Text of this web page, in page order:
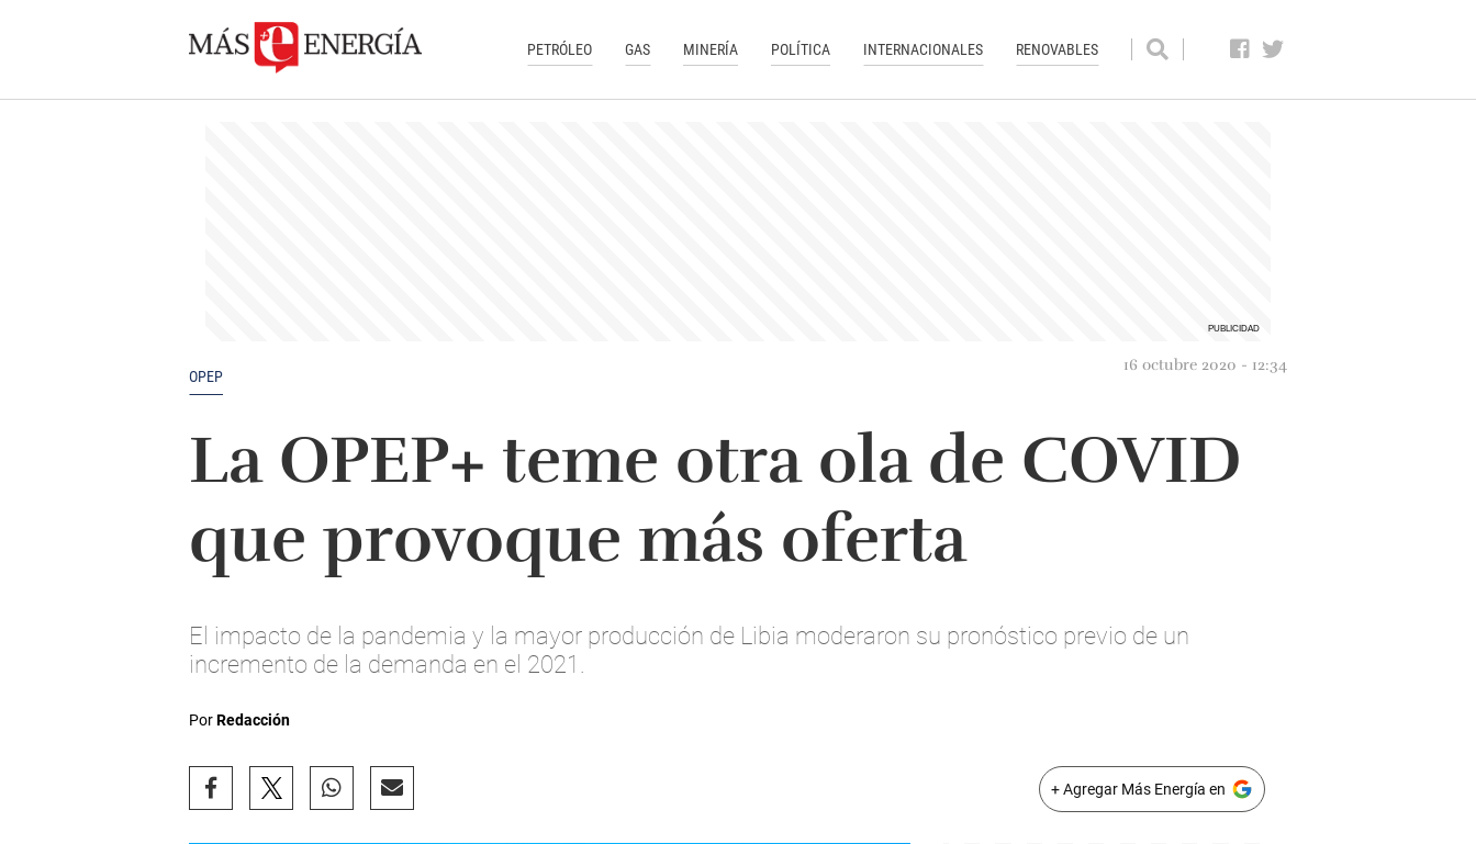
PETRÓLEO GAS MINERÍA POLÍTICA INTERNACIONALES RENOVABLES
OPEP
16 octubre 2020 - 12:34
La OPEP+ teme otra ola de COVID
que provoque más oferta
El impacto de la pandemia y la mayor producción de Libia moderaron su pronóstico previo de un
incremento de la demanda en el 2021.
PorRedacción
+ Agregar Más Energía en